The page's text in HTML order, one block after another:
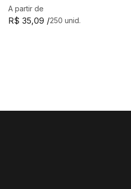
A partir de
250 unid.
R$ 35,09 /